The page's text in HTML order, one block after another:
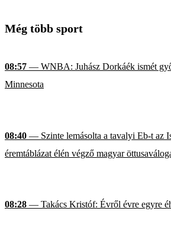
Még több sport
08:57 — WNBA: Juhász Dorkáék ismét
Minnesota
08:40 — Szinte lemásolta a tavalyi Eb-t az
éremtáblázat élén végző magyar
08:28 — Takács Kristóf: Évről évre egyre